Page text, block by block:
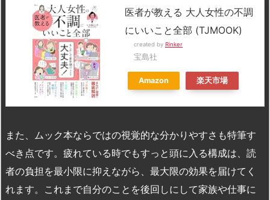
医者が教える 大人女性の不調
にいいこと全部 (TJMOOK)
created by Rinker
宝島社
Amazon 楽天市場
また、ムック本ならではの視覚的な分かりやすさも特筆す
べき点です。疲れている時でもすっと頭に入る構成は、読
者の負担を最小限に抑えながら、最大限の効果を届けてく
れます。これまで自分のことを後回しにして家族や仕事に